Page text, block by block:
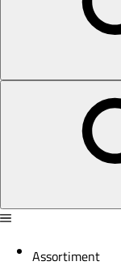
Assortiment